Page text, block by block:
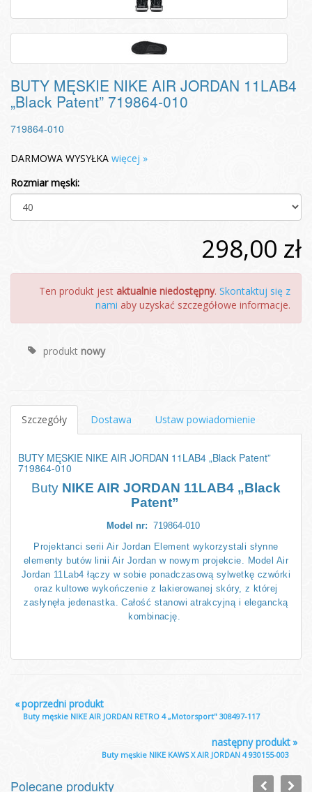
BUTY MĘSKIE NIKE AIR JORDAN 11LAB4
„Black Patent” 719864-010
719864-010
DARMOWA WYSYŁKA więcej »
Rozmiar męski:
298,00 zł
Ten produkt jest aktualnie niedostępny. Skontaktuj się z
nami aby uzyskać szczegółowe informacje.
produkt nowy
Szczegóły Dostawa Ustaw powiadomienie
BUTY MĘSKIE NIKE AIR JORDAN 11LAB4 „Black Patent”
719864-010
Buty NIKE AIR JORDAN 11LAB4 „Black
Patent”
Model nr: 719864-010
Projektanci serii Air Jordan Element wykorzystali słynne
elementy butów linii Air Jordan w nowym projekcie. Model Air
Jordan 11Lab4 łączy w sobie ponadczasową sylwetkę czwórki
oraz kultowe wykończenie z lakierowanej skóry, z której
zasłynęła jedenastka. Całość stanowi atrakcyjną i elegancką
kombinację.
«poprzedni produkt
Buty męskie NIKE AIR JORDAN RETRO 4 „Motorsport" 308497-117
»
następny produkt
Buty męskie NIKE KAWS X AIR JORDAN 4 930155-003
Polecane produkty